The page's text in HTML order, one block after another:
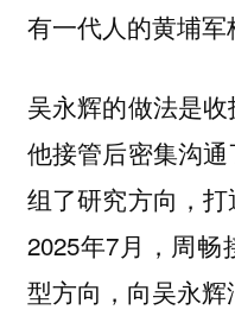
有一代人的黄埔军
吴永辉的做法是
他接管后密集沟
组了研究方向，打
2025年7月，周
型方向，向吴永辉